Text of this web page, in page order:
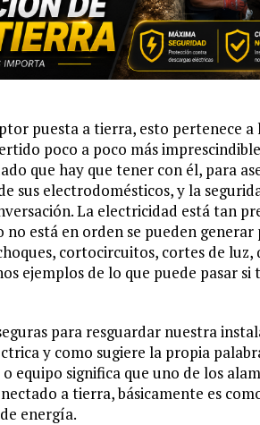
puesta a tierra, esto pertenece
poco a poco más
que hay que tener con él, para
sus electrodomésticos, y la
La electricidad está tan
está en orden se pueden generar
cortocircuitos, cortes de
ejemplos de lo que puede pasar
para resguardar nuestra
y como sugiere la propia
equipo significa que uno de los
a tierra, básicamente es
energía.